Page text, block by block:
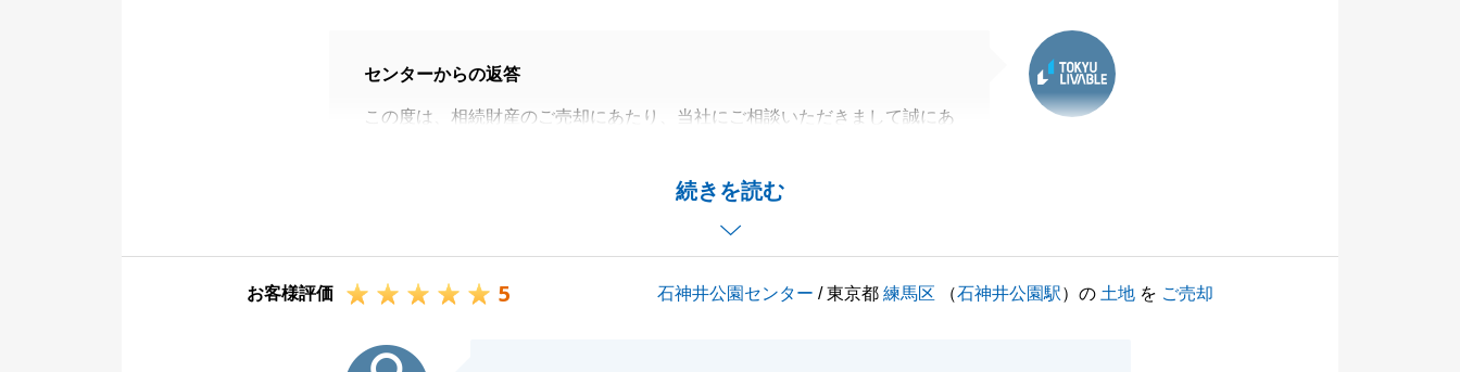
続きを読む
センターからの返答
この度は、相続財産のご売却にあたり、当社にご相談いただきまして誠にあ
ご売却不動産の場所が郊外であり、特殊な不動産だったため、お客様を探す
ことが難しかったのですが、最終的には条件に当てはまるお客様と無事ご契
質問等ございましたらお気軽にご連絡ください。
お客様評価 5 石神井公園センター / 東京都練馬区 （石神井公園駅）の 土地 を ご売却